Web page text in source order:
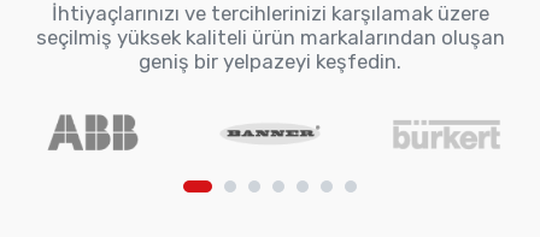
İhtiyaçlarınızı ve tercihlerinizi karşılamak üzere
seçilmiş yüksek kaliteli ürün markalarından oluşan
geniş bir yelpazeyi keşfedin.